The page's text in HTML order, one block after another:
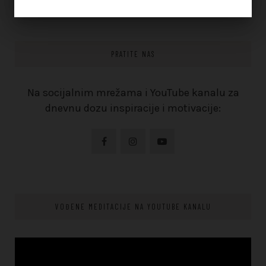
PRATITE NAS
Na socijalnim mrežama i YouTube kanalu za
dnevnu dozu inspiracije i motivacije:
VOĐENE MEDITACIJE NA YOUTUBE KANALU